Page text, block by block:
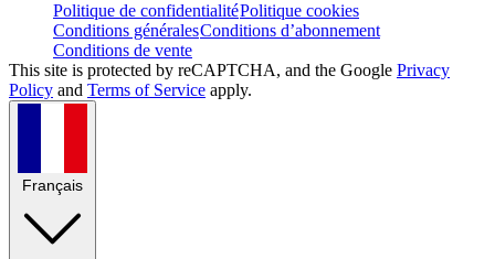
Politique de confidentialitéPolitique cookies
Conditions généralesConditions d’abonnement
Conditions de vente
This site is protected by reCAPTCHA, and the Google Privacy
Policy and Terms of Service apply.
Français